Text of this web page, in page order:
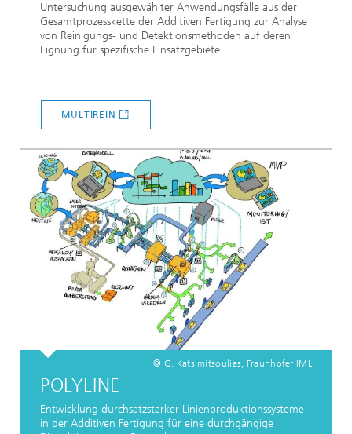
Untersuchung ausgewählter Anwendungsfälle aus der
Gesamtprozesskette der Additiven Fertigung zur Analyse
von Reinigungs- und Detektionsmethoden auf deren
Eignung für spezifische Einsatzgebiete.
MULTIREIN
© G. Katsimitsoulias, Fraunhofer IML
POLYLINE
Entwicklung durchsatzstarker Linienproduktionssysteme
in der Additiven Fertigung für eine durchgängige